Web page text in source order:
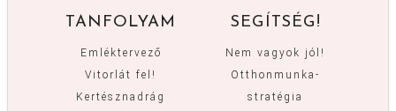
TANFOLYAM
Emléktervező
Vitorlát fel!
Kertésznadrág
SEGÍTSÉG!
Nem vagyok jól!
Otthonmunka-
stratégia